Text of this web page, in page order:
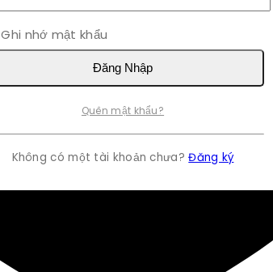
Ghi nhớ mật khẩu
Đăng Nhập
Quên mật khẩu?
Không có một tài khoản chưa?Đăng ký